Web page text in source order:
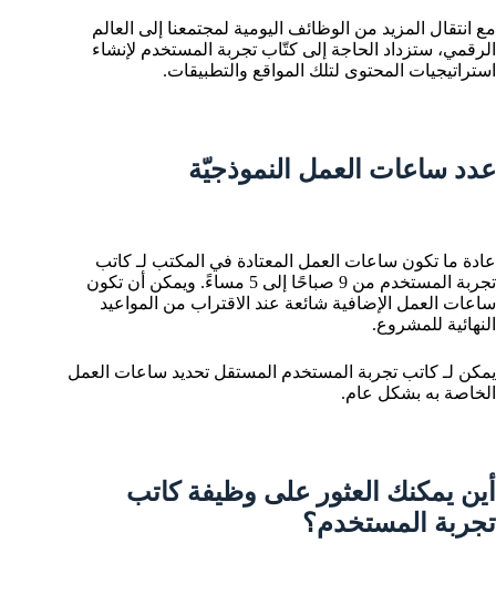
مع انتقال المزيد من الوظائف اليومية لمجتمعنا إلى العالم
الرقمي، ستزداد الحاجة إلى كتّاب تجربة المستخدم لإنشاء
استراتيجيات المحتوى لتلك المواقع والتطبيقات.
عدد ساعات العمل النموذجيّة
عادة ما تكون ساعات العمل المعتادة في المكتب لـ كاتب
تجربة المستخدم من 9 صباحًا إلى 5 مساءً. ويمكن أن تكون
ساعات العمل الإضافية شائعة عند الاقتراب من المواعيد
النهائية للمشروع.
يمكن لـ كاتب تجربة المستخدم المستقل تحديد ساعات العمل
الخاصة به بشكل عام.
أين يمكنك العثور على وظيفة كاتب
تجربة المستخدم؟